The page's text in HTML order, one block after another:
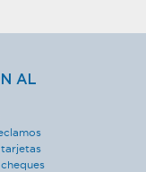
AL
tarjetas